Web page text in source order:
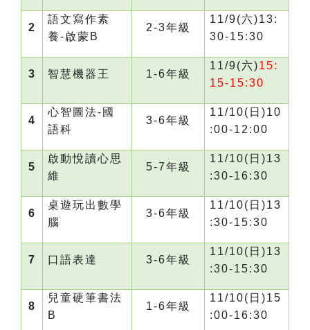
2
語文寫作素
養-啟蒙B
2-3年級
11/9(六)13:
30-15:30
3 智慧機器王 1-6年級
11/9(六)15:
15-15:30
4
心智圖法-國
語科
3-6年級
11/10( 日)10
:00-12:00
5
啟動悅讀心思
維
5-7年級
11/10( 日)13
:30-16:30
6
桌遊玩出數學
腦
3-6年級
11/10( 日)13
:30-15:30
7 口語表達 3-6年級
11/10( 日)13
:30-15:30
8
兒童硬筆書法
B
1-6年級
11/10( 日)15
:00-16:30